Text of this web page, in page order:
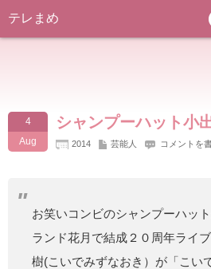
テレまめ
4
Aug
シャンプーハット小
2014 芸能人 コメントを
お笑いコンビのシャンプーハッ
ランド花月で結成２０周年ライ
樹(こいでみずなおき）が「こい